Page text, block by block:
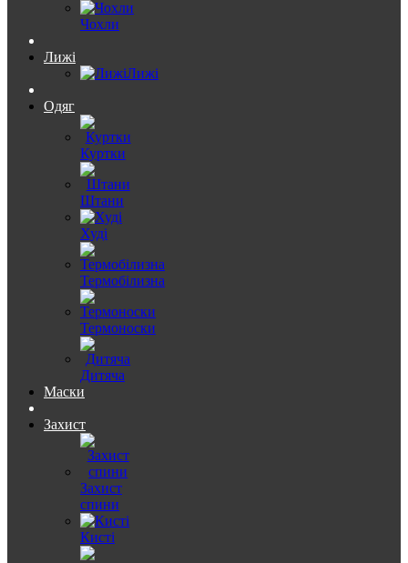
Чохли
Лижі
Лижі
Одяг
Куртки
Штани
Худі
Термобілизна
Термоноски
Дитяча
Маски
Захист
Захист
спини
Кисті